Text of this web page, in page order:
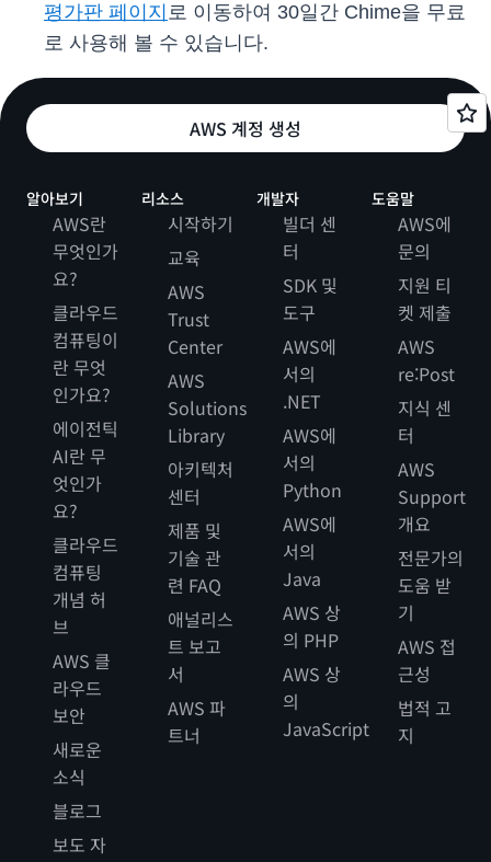
평가판 페이지 로 이동하여 30일간 Chime을 무료
로 사용해 볼 수 있습니다.
AWS 계정 생성
알아보기
AWS란
무엇인가
요?
클라우드
컴퓨팅이
란 무엇
인가요?
에이전틱
AI란 무
엇인가
요?
클라우드
컴퓨팅
개념 허
브
AWS 클
라우드
보안
새로운
소식
블로그
보도 자
리소스
시작하기
교육
AWS
Trust
Center
AWS
Solutions
Library
아키텍처
센터
제품 및
기술 관
련 FAQ
애널리스
트 보고
서
AWS 파
트너
개발자
빌더 센
터
SDK 및
도구
AWS에
서의
.NET
AWS에
서의
Python
AWS에
서의
Java
AWS 상
의 PHP
AWS 상
의
JavaScript
도움말
AWS에
문의
지원 티
켓 제출
AWS
re:Post
지식 센
터
AWS
Support
개요
전문가의
도움 받
기
AWS 접
근성
법적 고
지